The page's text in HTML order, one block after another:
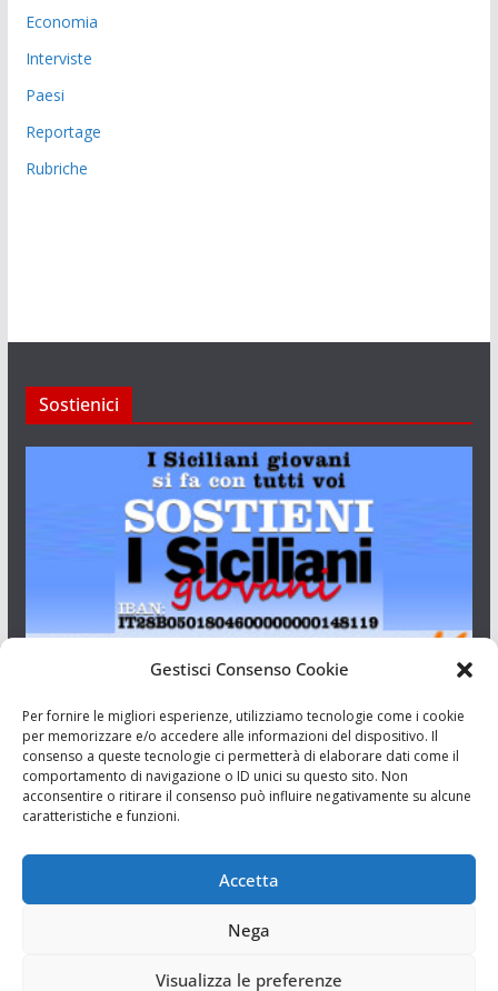
Gestisci Consenso Cookie
Per fornire le migliori esperienze, utilizziamo tecnologie come i cookie
per memorizzare e/o accedere alle informazioni del dispositivo. Il
consenso a queste tecnologie ci permetterà di elaborare dati come il
comportamento di navigazione o ID unici su questo sito. Non
acconsentire o ritirare il consenso può influire negativamente su alcune
caratteristiche e funzioni.
Accetta
Nega
Visualizza le preferenze
Economia
Interviste
Paesi
Reportage
Rubriche
Sostienici
Aut. del tribunale di Catania n.23/2011 del 20/09/2011 Dir.
Resp. Riccardo Orioles.
Associazione Culturale I Siciliani Giovani
via Randazzo 27 Catania